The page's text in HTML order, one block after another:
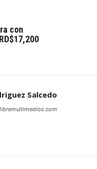
con
Salcedo